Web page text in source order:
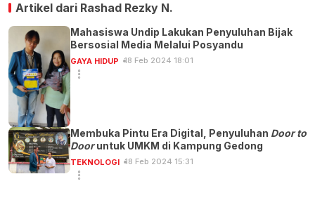
Artikel dari Rashad Rezky N.
Mahasiswa Undip Lakukan Penyuluhan Bijak
Bersosial Media Melalui Posyandu
GAYA HIDUP 18 Feb 2024 18:01
Membuka Pintu Era Digital, Penyuluhan Door to
Dooruntuk UMKM di Kampung Gedong
TEKNOLOGI 18 Feb 2024 15:31